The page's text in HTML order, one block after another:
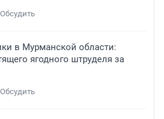
Обсудить
в Мурманской области:
ягодного штруделя за
Обсудить